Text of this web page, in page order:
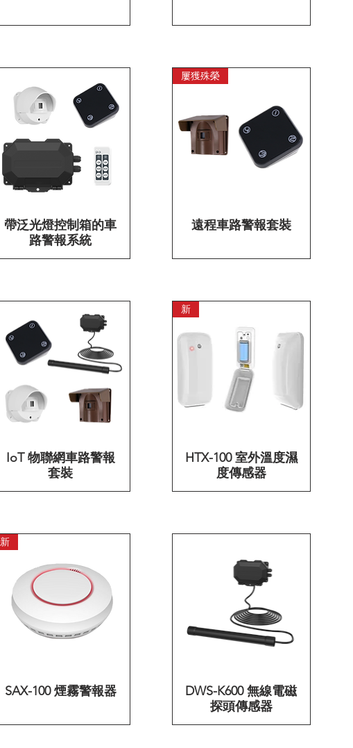
快速瀏覽
帶泛光燈控制箱的車
路警報系統
快速瀏覽
屢獲殊榮
遠程車路警報套裝
快速瀏覽
IoT 物聯網車路警報
套裝
快速瀏覽
新
HTX-100 室外溫度濕
度傳感器
快速瀏覽
新
SAX-100 煙霧警報器 快速瀏覽
DWS-K600 無線電磁
探頭傳感器